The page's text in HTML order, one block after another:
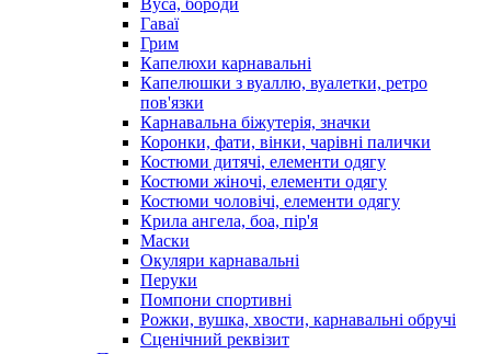
Вуса, бороди
Гаваї
Грим
Капелюхи карнавальні
Капелюшки з вуаллю, вуалетки, ретро
пов'язки
Карнавальна біжутерія, значки
Коронки, фати, вінки, чарівні палички
Костюми дитячі, елементи одягу
Костюми жіночі, елементи одягу
Костюми чоловічі, елементи одягу
Крила ангела, боа, пір'я
Маски
Окуляри карнавальні
Перуки
Помпони спортивні
Рожки, вушка, хвости, карнавальні обручі
Сценічний реквізит